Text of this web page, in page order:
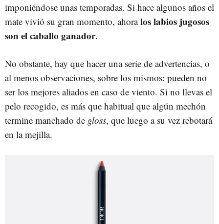
imponiéndose unas temporadas. Si hace algunos años el
mate vivió su gran momento, ahoralos labios jugosos
son el caballo ganador.
No obstante, hay que hacer una serie de advertencias, o
al menos observaciones, sobre los mismos: pueden no
ser los mejores aliados en caso de viento. Si no llevas el
pelo recogido, es más que habitual que algún mechón
termine manchado de gloss, que luego a su vez rebotará
en la mejilla.